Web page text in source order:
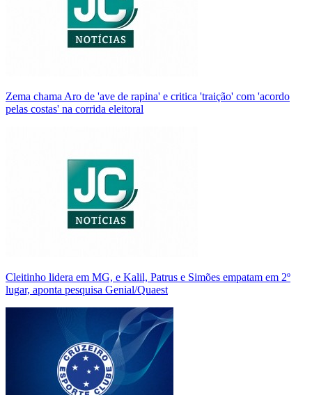
Zema chama Aro de 'ave de rapina' e critica 'traição' com 'acordo
pelas costas' na corrida eleitoral
Cleitinho lidera em MG, e Kalil, Patrus e Simões empatam em 2º
lugar, aponta pesquisa Genial/Quaest